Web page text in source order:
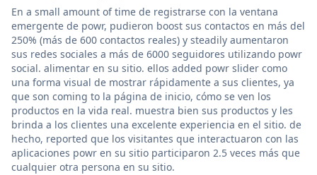
En a small amount of time de registrarse con la ventana
emergente de powr, pudieron boost sus contactos en más del
250% (más de 600 contactos reales) y steadily aumentaron
sus redes sociales a más de 6000 seguidores utilizando powr
social. alimentar en su sitio. ellos added powr slider como
una forma visual de mostrar rápidamente a sus clientes, ya
que son coming to la página de inicio, cómo se ven los
productos en la vida real. muestra bien sus productos y les
brinda a los clientes una excelente experiencia en el sitio. de
hecho, reported que los visitantes que interactuaron con las
aplicaciones powr en su sitio participaron 2.5 veces más que
cualquier otra persona en su sitio.